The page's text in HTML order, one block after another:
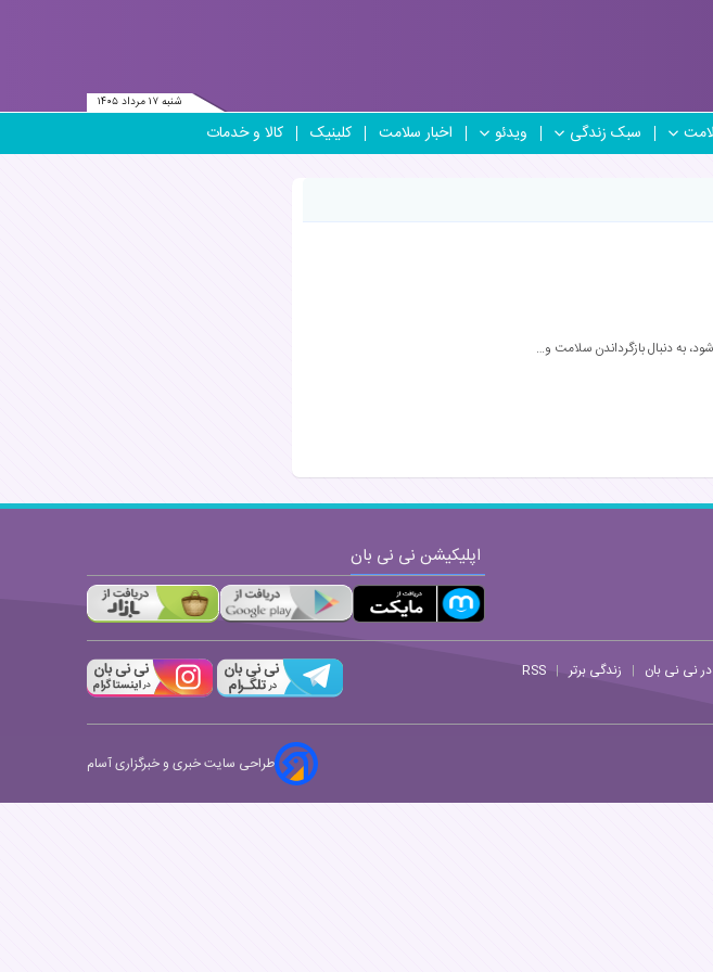
شنبه ۱۷ مرداد ۱۴۰۵
سبک زندگی ویدئو اخبار سلامت کلینیک کالا و خدمات
به دنبال بازگرداندن سلامت و…
اپلیکیشن نی نی بان
در نی نی بان | زندگی برتر |
RSS
طراحی سایت خبری و خبرگزاری آسام